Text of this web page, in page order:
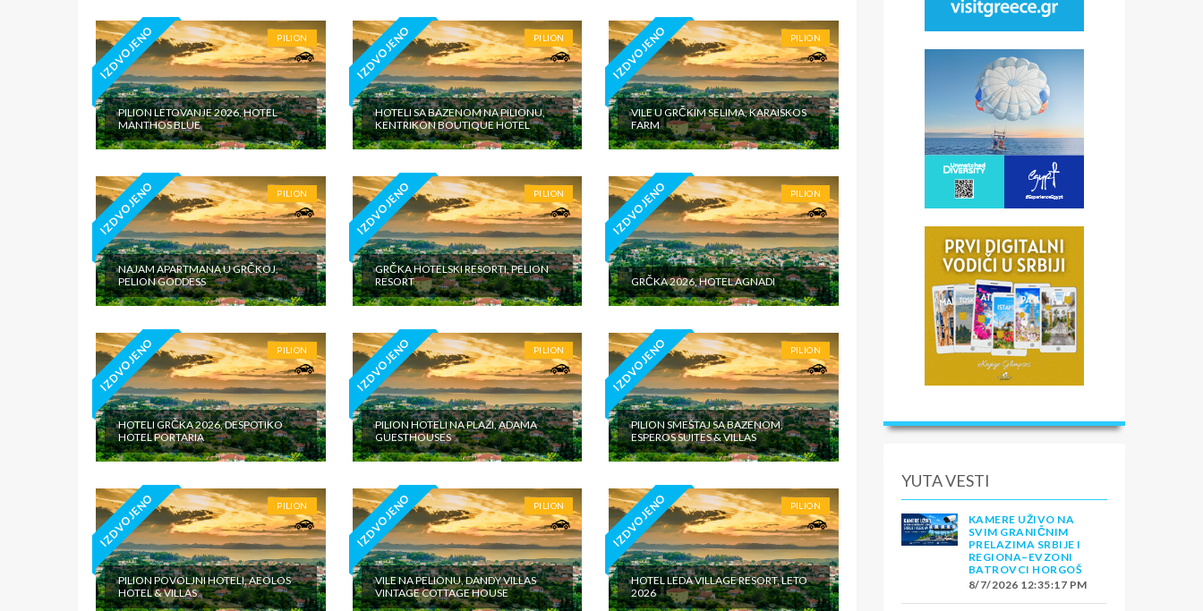
IZDVOJENO PILION
PILION LETOVANJE 2026, HOTEL
MANTHOS BLUE
IZDVOJENO PILION
HOTELI SA BAZENOM NA PILIONU,
KENTRIKON BOUTIQUE HOTEL
IZDVOJENO PILION
VILE U GRČKIM SELIMA, KARAISKOS
FARM
IZDVOJENO PILION
NAJAM APARTMANA U GRČKOJ,
PELION GODDESS
IZDVOJENO PILION
GRČKA HOTELSKI RESORTI, PELION
RESORT
IZDVOJENO PILION
GRČKA 2026, HOTEL AGNADI
IZDVOJENO PILION
HOTELI GRČKA 2026, DESPOTIKO
HOTEL PORTARIA
IZDVOJENO PILION
PILION HOTELI NA PLAŽI, ADAMA
GUESTHOUSES
IZDVOJENO PILION
PILION SMEŠTAJ SA BAZENOM,
ESPEROS SUITES & VILLAS
IZDVOJENO PILION
PILION POVOLJNI HOTELI, AEOLOS
HOTEL & VILLAS
IZDVOJENO PILION
VILE NA PELIONU, DANDY VILLAS
VINTAGE COTTAGE HOUSE
IZDVOJENO PILION
HOTEL LEDA VILLAGE RESORT, LETO
2026
YUTA VESTI
KAMERE UŽIVO NA
SVIM GRANIČNIM
PRELAZIMA SRBIJE I
REGIONA–EVZONI
BATROVCI HORGOŠ
8/7/2026 12:35:17 PM